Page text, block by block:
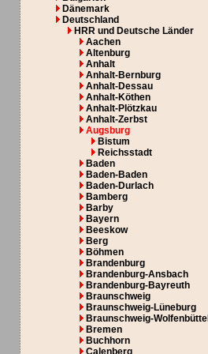
Dänemark
Deutschland
HRR und Deutsche Länder
Aachen
Altenburg
Anhalt
Anhalt-Bernburg
Anhalt-Dessau
Anhalt-Köthen
Anhalt-Plötzkau
Anhalt-Zerbst
Augsburg
Bistum
Reichsstadt
Baden
Baden-Baden
Baden-Durlach
Bamberg
Barby
Bayern
Beeskow
Berg
Böhmen
Brandenburg
Brandenburg-Ansbach
Brandenburg-Bayreuth
Braunschweig
Braunschweig-Lüneburg
Braunschweig-Wolfenbüttel
Bremen
Buchhorn